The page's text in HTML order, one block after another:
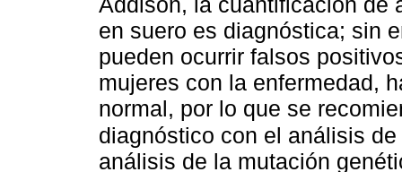
en suero es diagnóstica; sin
pueden ocurrir falsos
mujeres con la enfermedad,
normal, por lo que se
diagnóstico con el análisis
análisis de la mutación